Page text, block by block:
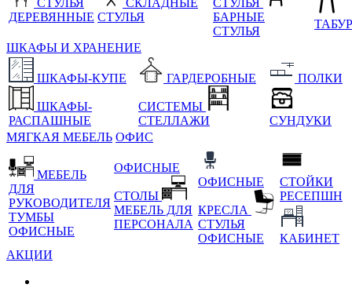
СТУЛЬЯ
ДЕРЕВЯННЫЕ
СКЛАДНЫЕ
СТУЛЬЯ
СТУЛЬЯ
БАРНЫЕ
СТУЛЬЯ
ШКАФЫ И ХРАНЕНИЕ
ШКАФЫ-КУПЕ
ШКАФЫ-
РАСПАШНЫЕ
ГАРДЕРОБНЫЕ
СИСТЕМЫ
СТЕЛЛАЖИ
ПОЛКИ
СУНДУКИ
МЯГКАЯ МЕБЕЛЬ ОФИС
МЕБЕЛЬ
ДЛЯ
РУКОВОДИТЕЛЯ
ТУМБЫ
ОФИСНЫЕ
ОФИСНЫЕ
СТОЛЫ
МЕБЕЛЬ ДЛЯ
ПЕРСОНАЛА
ОФИСНЫЕ
КРЕСЛА
СТУЛЬЯ
ОФИСНЫЕ
СТОЙКИ
РЕСЕПШН
КАБИНЕТ
АКЦИИ